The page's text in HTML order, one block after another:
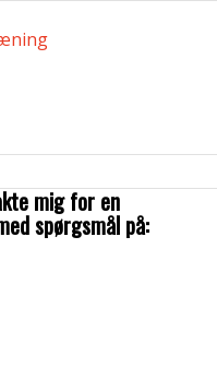
mig for en
spørgsmål på: